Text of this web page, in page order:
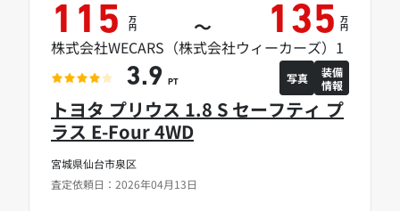
宮城県仙台市泉区
査定依頼日：2026年04月13日
トヨタ プリウス 1.8 S セーフティ プ
ラス E-Four 4WD
115 万
円 ～ 135 万
円
株式会社WECARS（株式会社ウィーカーズ）1
3.9 PT 写真
装備
情報